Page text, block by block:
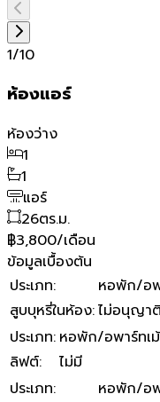
1/10
ห้องแอร์
ห้องว่าง
1
1
แอร์
26ตร.ม.
฿3,800/เดือน
ข้อมูลเบื้องต้น
ประเภท: หอพัก/อพ
สูบบุหรี่ในห้อง:ไม่อนุญาติ
ประเภท: หอพัก/อพาร์ทเ
ลิฟต์: ไม่มี
ประเภท:
หอพัก/อพ